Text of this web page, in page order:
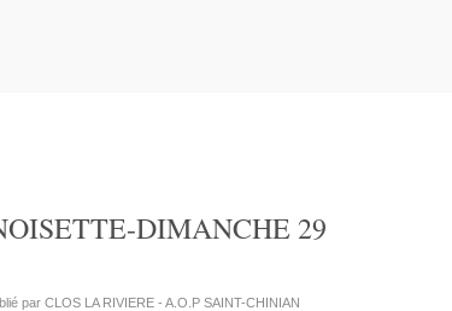
DIMANCHE 29
par CLOS LA RIVIERE - A.O.P SAINT-CHINIAN